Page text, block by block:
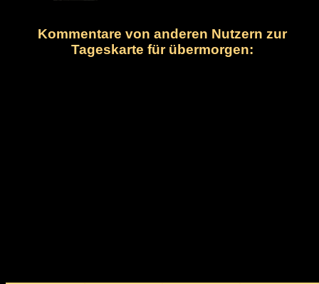
Kommentare von anderen Nutzern zur
Tageskarte für übermorgen: